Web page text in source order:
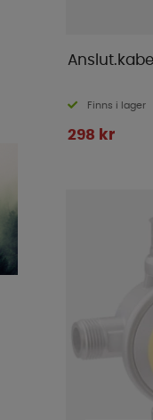
Finns i lager
298 kr